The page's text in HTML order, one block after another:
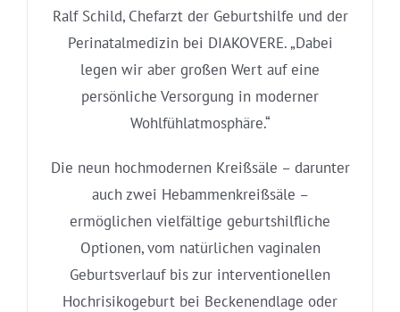
Ralf Schild, Chefarzt der Geburtshilfe und der
Perinatalmedizin bei DIAKOVERE. „Dabei
legen wir aber großen Wert auf eine
persönliche Versorgung in moderner
Wohlfühlatmosphäre.“
Die neun hochmodernen Kreißsäle – darunter
auch zwei Hebammenkreißsäle –
ermöglichen vielfältige geburtshilfliche
Optionen, vom natürlichen vaginalen
Geburtsverlauf bis zur interventionellen
Hochrisikogeburt bei Beckenendlage oder